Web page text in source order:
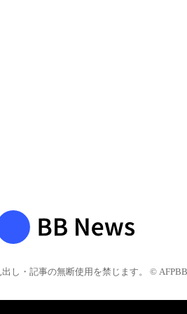
し・記事の無断使用を禁じます。 © AFPBB